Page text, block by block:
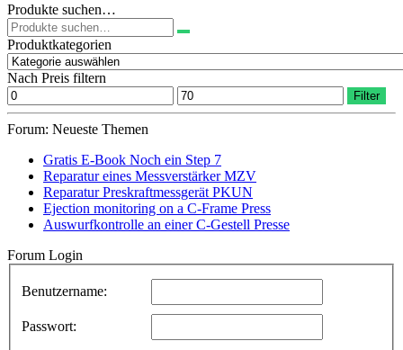
Produkte suchen…
Suchen
nach:
Produktkategorien
Nach Preis filtern
Min.
Preis
Max.
Preis
Filter
Forum: Neueste Themen
Gratis E-Book Noch ein Step 7
Reparatur eines Messverstärker MZV
Reparatur Preskraftmessgerät PKUN
Ejection monitoring on a C-Frame Press
Auswurfkontrolle an einer C-Gestell Presse
Forum Login
Benutzername:
Passwort: